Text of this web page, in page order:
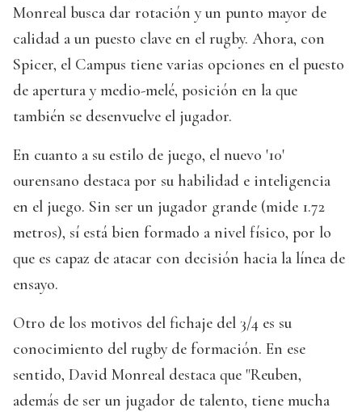
Monreal busca dar rotación y un punto mayor de
calidad a un puesto clave en el rugby. Ahora, con
Spicer, el Campus tiene varias opciones en el puesto
de apertura y medio-melé, posición en la que
también se desenvuelve el jugador.
En cuanto a su estilo de juego, el nuevo '10'
ourensano destaca por su habilidad e inteligencia
en el juego. Sin ser un jugador grande (mide 1.72
metros), sí está bien formado a nivel físico, por lo
que es capaz de atacar con decisión hacia la línea de
ensayo.
Otro de los motivos del fichaje del 3/4 es su
conocimiento del rugby de formación. En ese
sentido, David Monreal destaca que "Reuben,
además de ser un jugador de talento, tiene mucha